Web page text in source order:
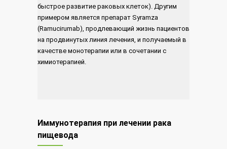
быстрое развитие раковых клеток). Другим
примером является препарат Syramza
(Ramucirumab), продлевающий жизнь пациентов
на продвинутых линия лечения, и получаемый в
качестве монотерапии или в сочетании с
химиотерапией.
Иммунотерапия при лечении рака
пищевода